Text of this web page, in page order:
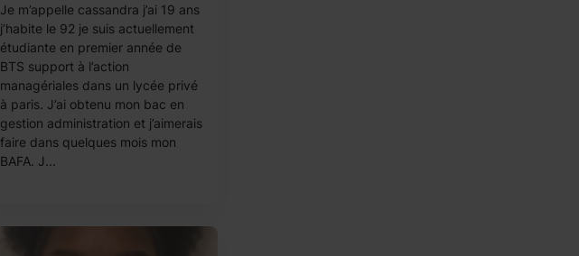
Je m’appelle cassandra j’ai 19 ans
j’habite le 92 je suis actuellement
étudiante en premier année de
BTS support à l’action
managériales dans un lycée privé
à paris. J’ai obtenu mon bac en
gestion administration et j’aimerais
faire dans quelques mois mon
BAFA. J...